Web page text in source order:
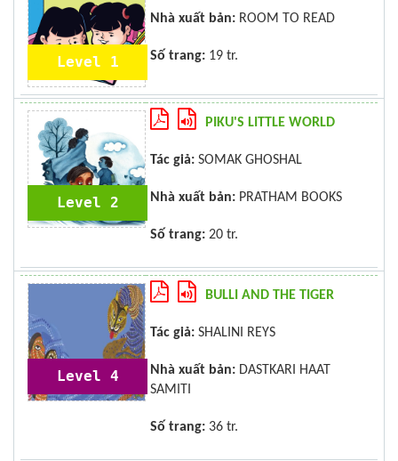
Level 1
Nhà xuất bản: ROOM TO READ
Số trang: 19 tr.
Level 2
PIKU'S LITTLE WORLD
Tác giả: SOMAK GHOSHAL
Nhà xuất bản: PRATHAM BOOKS
Số trang: 20 tr.
Level 4
BULLI AND THE TIGER
Tác giả: SHALINI REYS
Nhà xuất bản: DASTKARI HAAT
SAMITI
Số trang: 36 tr.